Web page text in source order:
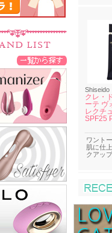
Shiseido
クレ・
ーテ ヴ
レクチ
SPF25
ワント
肌に仕
クアッ